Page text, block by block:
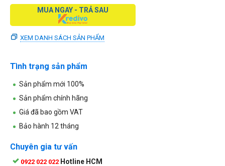
MUA NGAY - TRẢ SAU
XEM DANH SÁCH SẢN PHẨM
Tình trạng sản phẩm
Sản phẩm mới 100%
Sản phẩm chính hãng
Giá đã bao gồm VAT
Bảo hành 12 tháng
Chuyên gia tư vấn
0922 022 022 Hotline HCM